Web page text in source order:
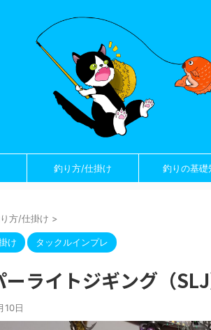
釣り方/仕掛け 釣りの基礎
方/仕掛け >
け タックルインプレ
ーライトジギング（
10日